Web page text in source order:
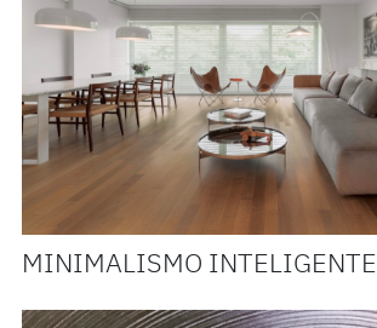
MINIMALISMO INTELIGENTE